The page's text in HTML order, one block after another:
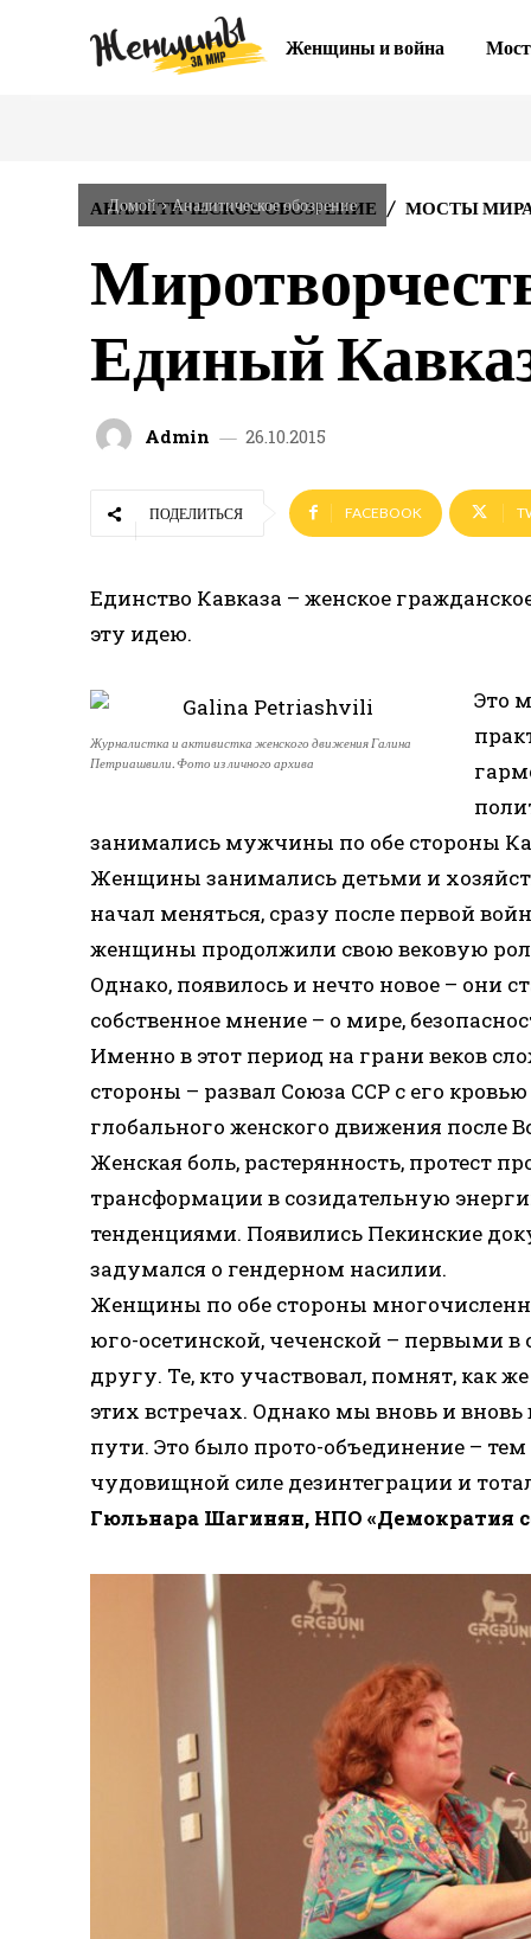
Женщины и война
Домой Аналитическое обозрение
АНАЛИТИЧЕСКОЕ ОБОЗРЕНИЕ МОСТЫ
Единый
Admin 26.10.2015
ПОДЕЛИТЬСЯ FACEBOOK
Единство Кавказа – женское
эту идею.
Журналистка и активистка женского движения Галина
Петриашвили. Фото из личного архива
Это
занимались мужчины по обе стороны
Женщины занимались детьми и
начал меняться, сразу после первой
женщины продолжили свою вековую
Однако, появилось и нечто новое – они
собственное мнение – о мире,
Именно в этот период на грани веков
стороны – развал Союза ССР с его
глобального женского движения после
Женская боль, растерянность, протест
трансформации в созидательную
тенденциями. Появились Пекинские
задумался о гендерном насилии.
Женщины по обе стороны
юго-осетинской, чеченской – первыми
другу. Те, кто участвовал, помнят, как
этих встречах. Однако мы вновь и
пути. Это было прото-объединение –
чудовищной силе дезинтеграции и
Гюльнара Шагинян, НПО «Демократия